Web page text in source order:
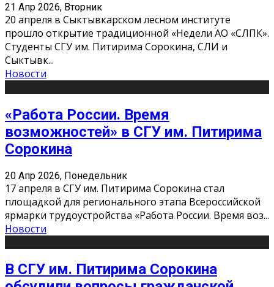
21 Апр 2026, Вторник
20 апреля в Сыктывкарском лесном институте
прошло открытие традиционной «Недели АО «СЛПК».
Студенты СГУ им. Питирима Сорокина, СЛИ и
Сыктывк...
Новости
«Работа России. Время
возможностей» в СГУ им. Питирима
Сорокина
20 Апр 2026, Понедельник
17 апреля в СГУ им. Питирима Сорокина стал
площадкой для регионального этапа Всероссийской
ярмарки трудоустройства «Работа России. Время воз...
Новости
В СГУ им. Питирима Сорокина